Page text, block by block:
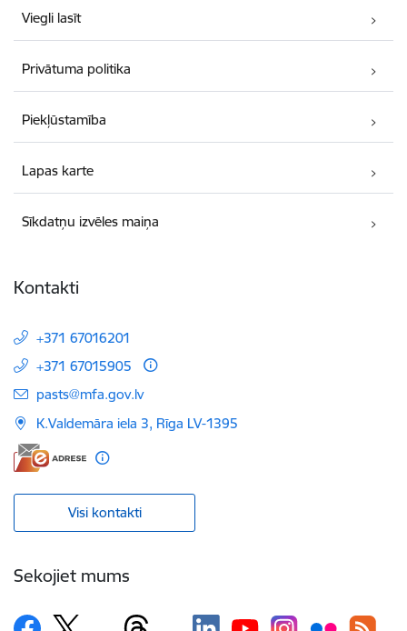
Viegli lasīt
Privātuma politika
Piekļūstamība
Lapas karte
Sīkdatņu izvēles maiņa
Kontakti
+371 67016201
+371 67015905
E-pasts:
pasts@mfa.gov.lv
K.Valdemāra iela 3, Rīga LV-1395
Visi kontakti
Sekojiet mums